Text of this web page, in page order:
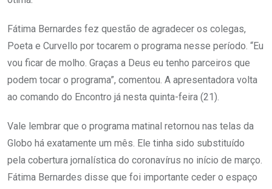
Fátima Bernardes fez questão de agradecer os colegas,
Poeta e Curvello por tocarem o programa nesse período. “Eu
vou ficar de molho. Graças a Deus eu tenho parceiros que
podem tocar o programa”, comentou. A apresentadora volta
ao comando do Encontro já nesta quinta-feira (21).
Vale lembrar que o programa matinal retornou nas telas da
Globo há exatamente um mês. Ele tinha sido substituído
pela cobertura jornalística do coronavírus no início de março.
Fátima Bernardes disse que foi importante ceder o espaço